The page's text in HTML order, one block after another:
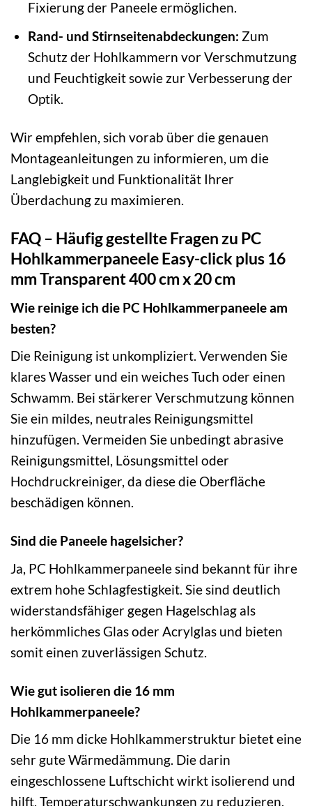
Fixierung der Paneele ermöglichen.
Rand- und Stirnseitenabdeckungen: Zum
Schutz der Hohlkammern vor Verschmutzung
und Feuchtigkeit sowie zur Verbesserung der
Optik.
Wir empfehlen, sich vorab über die genauen
Montageanleitungen zu informieren, um die
Langlebigkeit und Funktionalität Ihrer
Überdachung zu maximieren.
FAQ – Häufig gestellte Fragen zu PC
Hohlkammerpaneele Easy-click plus 16
mm Transparent 400 cm x 20 cm
Wie reinige ich die PC Hohlkammerpaneele am
besten?
Die Reinigung ist unkompliziert. Verwenden Sie
klares Wasser und ein weiches Tuch oder einen
Schwamm. Bei stärkerer Verschmutzung können
Sie ein mildes, neutrales Reinigungsmittel
hinzufügen. Vermeiden Sie unbedingt abrasive
Reinigungsmittel, Lösungsmittel oder
Hochdruckreiniger, da diese die Oberfläche
beschädigen können.
Sind die Paneele hagelsicher?
Ja, PC Hohlkammerpaneele sind bekannt für ihre
extrem hohe Schlagfestigkeit. Sie sind deutlich
widerstandsfähiger gegen Hagelschlag als
herkömmliches Glas oder Acrylglas und bieten
somit einen zuverlässigen Schutz.
Wie gut isolieren die 16 mm
Hohlkammerpaneele?
Die 16 mm dicke Hohlkammerstruktur bietet eine
sehr gute Wärmedämmung. Die darin
eingeschlossene Luftschicht wirkt isolierend und
hilft, Temperaturschwankungen zu reduzieren.